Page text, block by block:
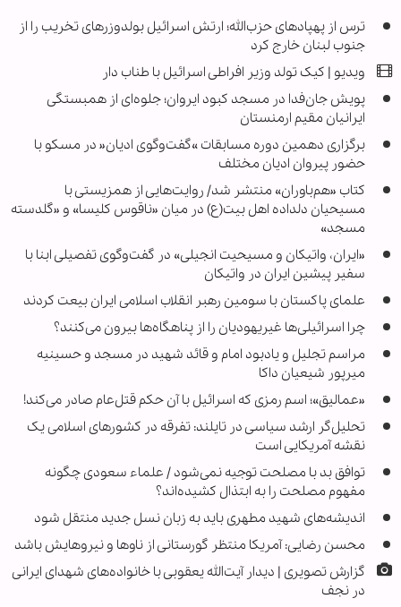
ترس از پهپادهای حزب‌الله؛ ارتش اسرائیل بولدوزرهای تخریب را از
جنوب لبنان خارج کرد
ویدیو | کیک تولد وزیر افراطی اسرائیل با طناب دار
پویش جان‌فدا در مسجد کبود ایروان؛ جلوه‌ای از همبستگی
ایرانیان مقیم ارمنستان
برگزاری دهمین دوره مسابقات »گفت‌وگوی ادیان« در مسکو با
حضور پیروان ادیان مختلف
کتاب «هم‌باوران» منتشر شد/ روایت‌هایی از همزیستی با
مسیحیان دلداده اهل بیت(ع) در میان «ناقوس کلیسا» و «گلدسته
مسجد»
«ایران، واتیکان و مسیحیت انجیلی» در گفت‌وگوی تفصیلی ابنا با
سفیر پیشین ایران در واتیکان
علمای پاکستان با سومین رهبر انقلاب اسلامی ایران بیعت کردند
چرا اسرائیلی‌ها غیریهودیان را از پناهگاه‌ها بیرون می‌کنند؟
مراسم تجلیل و یادبود امام و قائد شهید در مسجد و حسینیه
میرپور شیعیان داکا
«عمالیق»؛ اسم رمزی که اسرائیل با آن حکم قتل‌عام صادر می‌کند!
تحلیل‌گر ارشد سیاسی در تایلند: تفرقه در کشورهای اسلامی یک
نقشه آمریکایی است
توافق بد با مصلحت توجیه نمی‌شود / علماء سعودی چگونه
مفهوم مصلحت را به ابتذال کشیده‌اند؟
اندیشه‌های شهید مطهری باید به زبان نسل جدید منتقل شود
محسن رضایی: آمریکا منتظر گورستانی از ناوها و نیروهایش باشد
گزارش تصویری | دیدار آیت‌الله یعقوبی با خانواده‌های شهدای ایرانی
در نجف